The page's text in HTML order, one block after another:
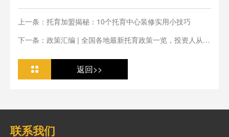
上一条：托育加盟揭秘：10个托育中心装修实用小技巧
下一条：政策汇编 | 全国各地最新托育政策一览，投资人从业
返回>>
联系我们